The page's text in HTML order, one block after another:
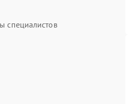
специалистов